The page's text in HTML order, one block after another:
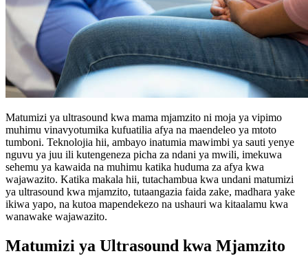
Matumizi ya ultrasound kwa mama mjamzito ni moja ya vipimo
muhimu vinavyotumika kufuatilia afya na maendeleo ya mtoto
tumboni. Teknolojia hii, ambayo inatumia mawimbi ya sauti yenye
nguvu ya juu ili kutengeneza picha za ndani ya mwili, imekuwa
sehemu ya kawaida na muhimu katika huduma za afya kwa
wajawazito. Katika makala hii, tutachambua kwa undani matumizi
ya ultrasound kwa mjamzito, tutaangazia faida zake, madhara yake
ikiwa yapo, na kutoa mapendekezo na ushauri wa kitaalamu kwa
wanawake wajawazito.
Matumizi ya Ultrasound kwa Mjamzito